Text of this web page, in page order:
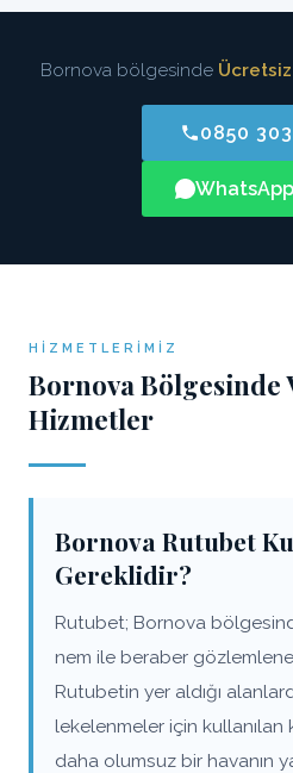
Bornova bölgesinde
0850
HIZMETLERIMIZ
Bornova Bölgesinde
Hizmetler
Bornova Rutubet
Gereklidir?
Rutubet; Bornova
nem ile beraber
Rutubetin yer aldığı
lekelenmeler için
daha olumsuz bir havanın